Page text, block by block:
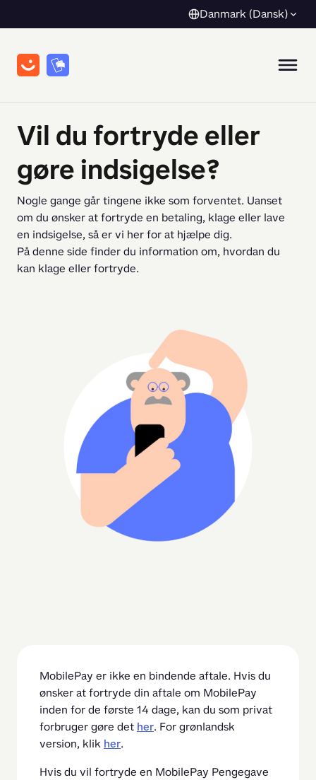
Danmark (Dansk)
Vil du fortryde eller
gøre indsigelse?
Nogle gange går tingene ikke som forventet. Uanset
om du ønsker at fortryde en betaling, klage eller lave
en indsigelse, så er vi her for at hjælpe dig.
På denne side finder du information om, hvordan du
kan klage eller fortryde.
MobilePay er ikke en bindende aftale. Hvis du
ønsker at fortryde din aftale om MobilePay
inden for de første 14 dage, kan du som privat
forbruger gøre det her. For grønlandsk
version, klik her.
Hvis du vil fortryde en MobilePay Pengegave